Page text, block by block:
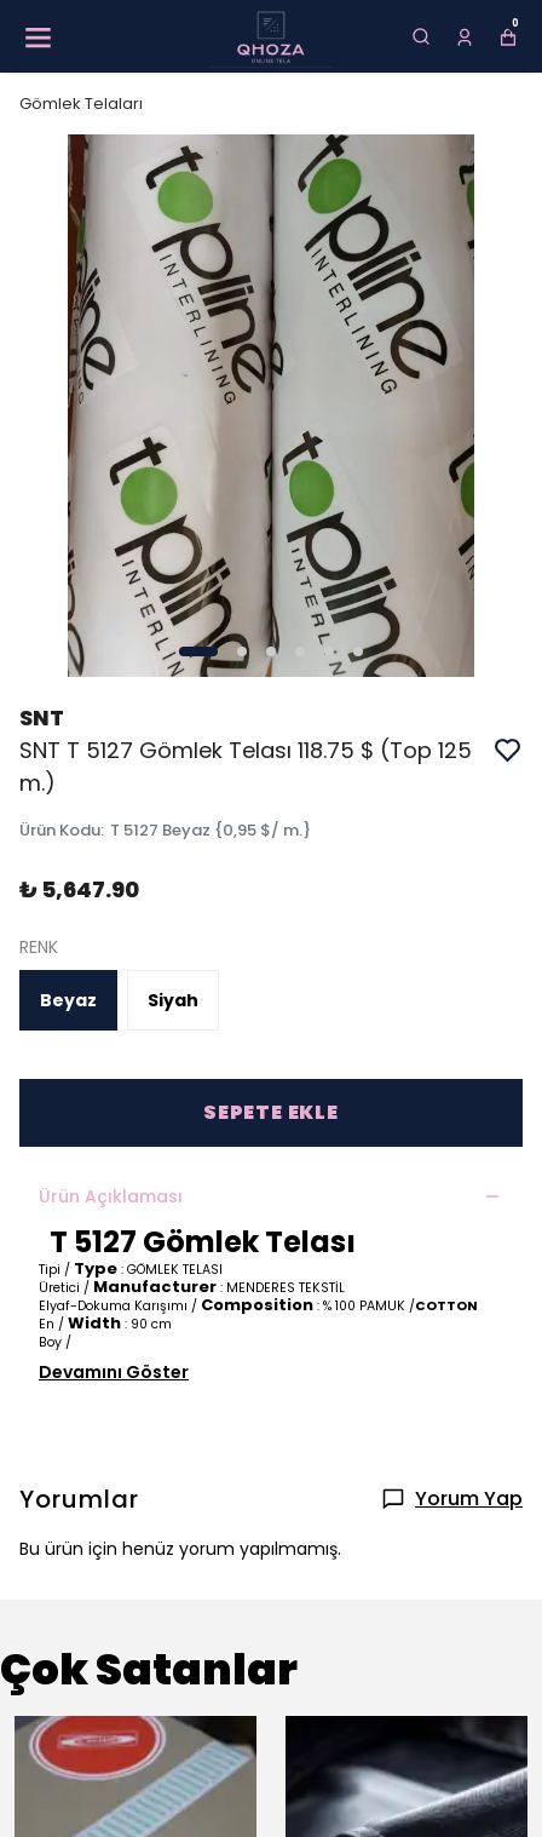
0
Gömlek Telaları
SNT
SNT T 5127 Gömlek Telası 118.75 $ (Top 125
m.)
Ürün Kodu: T 5127 Beyaz {0,95 $/ m.}
₺ 5,647.90
RENK
Beyaz Siyah
SEPETE EKLE
Ürün Açıklaması
T 5127 Gömlek Telası
Tipi / Type : GÖMLEK TELASI
Üretici / Manufacturer : MENDERES TEKSTİL
Elyaf-Dokuma Karışımı / Composition : % 100 PAMUK /COTTON
En / Width : 90 cm
Boy /
Devamını Göster
Yorumlar Yorum Yap
Bu ürün için henüz yorum yapılmamış.
Çok Satanlar